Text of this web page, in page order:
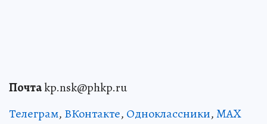
Почтаkp.nsk@phkp.ru
Телеграм, ВКонтакте, Одноклассники,MAX